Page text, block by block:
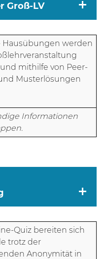
Groß-LV
Hausübungen werden
mithilfe von Peer-
Musterlösungen
Informationen
Quiz bereiten sich
trotz der
Anonymität in